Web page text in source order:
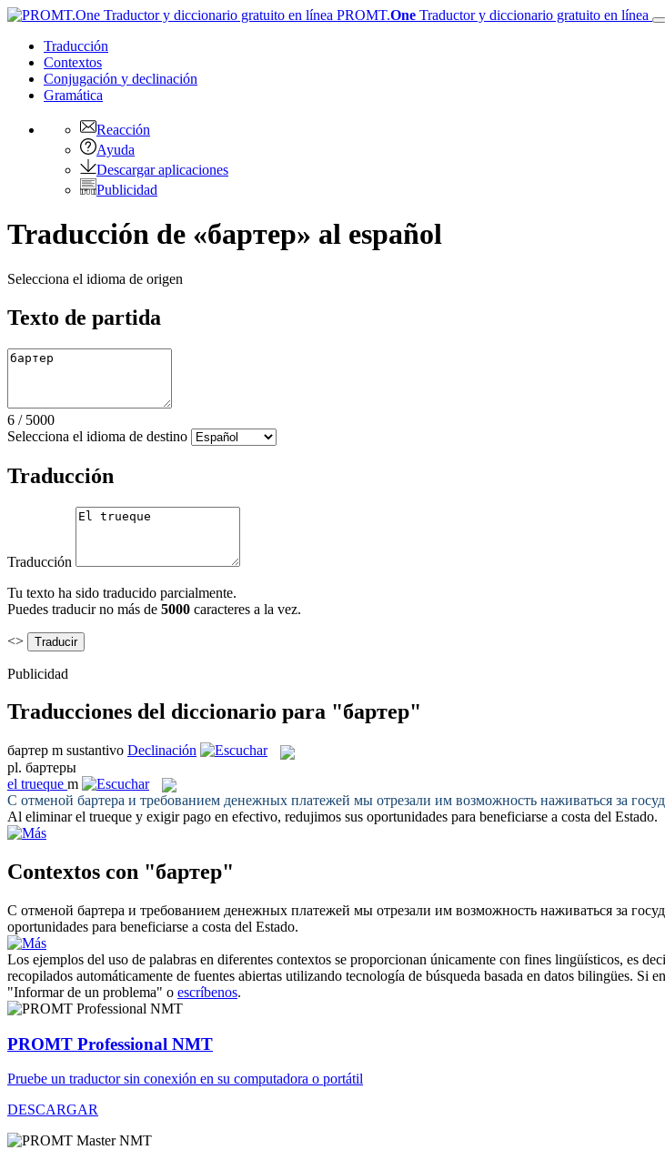
PROMT.One Traductor y diccionario gratuito en línea
Traducción
Contextos
Conjugación y declinación
Gramática
Reacción
Ayuda
Descargar aplicaciones
Publicidad
Traducción de «бартер» al español
Selecciona el idioma de origen
Texto de partida
6 / 5000
Selecciona el idioma de destino
Traducción
Traducción
Tu texto ha sido traducido parcialmente.
Puedes traducir no más de 5000 caracteres a la vez.
<>
Publicidad
Traducciones del diccionario para "бартер"
бартер m sustantivo Declinación
pl. бартеры
el trueque m
С отменой бартера и требованием денежных платежей мы отрезали им возможность наживаться за
Al eliminar el trueque y exigir pago en efectivo, redujimos sus oportunidades para beneficiarse a costa del Estado.
Contextos con "бартер"
С отменой бартера и требованием денежных платежей мы отрезали им возможность наживаться за
oportunidades para beneficiarse a costa del Estado.
Los ejemplos del uso de palabras en diferentes contextos se proporcionan únicamente con fines lingüísticos, es
recopilados automáticamente de fuentes abiertas utilizando tecnología de búsqueda basada en datos bilingües.
"Informar de un problema" o escríbenos.
PROMT Professional NMT
Pruebe un traductor sin conexión en su computadora o portátil
DESCARGAR